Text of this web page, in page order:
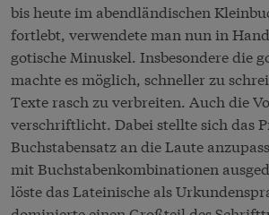
bis heute im abendländischen
fortlebt, verwendete man nun in
gotische Minuskel. Insbesondere die
machte es möglich, schneller zu
Texte rasch zu verbreiten. Auch die
verschriftlicht. Dabei stellte sich das
Buchstabensatz an die Laute
mit Buchstabenkombinationen
löste das Lateinische als